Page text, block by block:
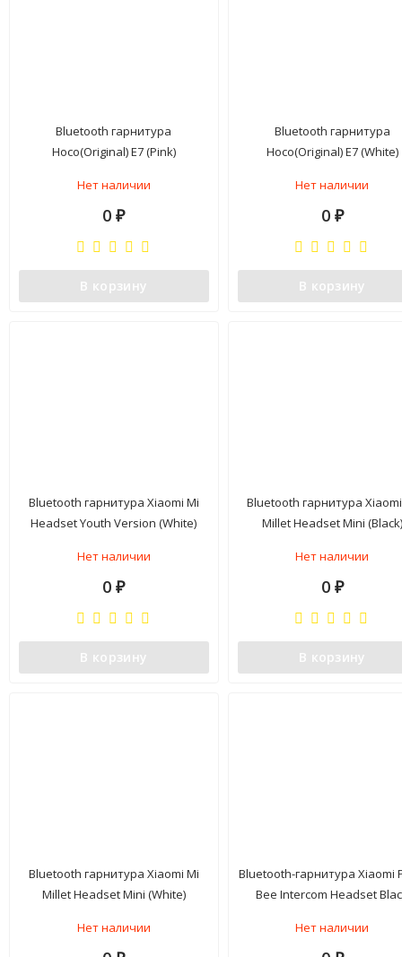
Bluetooth гарнитура
Hoco(Original) E7 (Pink)
Нет наличии
0₽
В корзину
Bluetooth гарнитура
Hoco(Original) E7 (White)
Нет наличии
0 ₽
В корзину
Bluetooth гарнитура Xiaomi Mi
Headset Youth Version (White)
Нет наличии
0₽
В корзину
Bluetooth гарнитура
Millet Headset Mini (Black)
Нет наличии
0 ₽
В корзину
Bluetooth гарнитура Xiaomi Mi
Millet Headset Mini (White)
Нет наличии
Bluetooth-гарнитура Xiaomi
Bee Intercom Headset
Нет наличии